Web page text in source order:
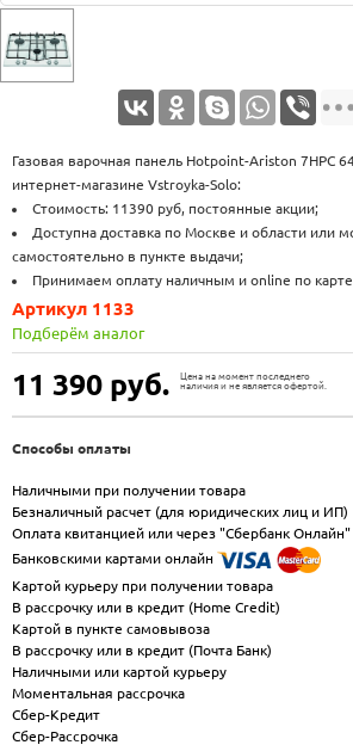
Газовая варочная панель Hotpoint-Ariston 7HPC
интернет-магазине Vstroyka-Solo:
Стоимость: 11390 руб, постоянные акции;
Доступна доставка по Москве и области или
самостоятельно в пункте выдачи;
Принимаем оплату наличным и online по
11 390 руб.
Цена на момент последнего
наличия и не является офертой.
Артикул 1133
Подберём аналог
Способы оплаты
Наличными при получении товара
Безналичный расчет (для юридических лиц и ИП)
Оплата квитанцией или через "Сбербанк
Банковскими картами онлайн
Картой курьеру при получении товара
В рассрочку или в кредит (Home Credit)
Картой в пункте самовывоза
В рассрочку или в кредит (Почта Банк)
Наличными или картой курьеру
Моментальная рассрочка
Сбер-Кредит
Сбер-Рассрочка